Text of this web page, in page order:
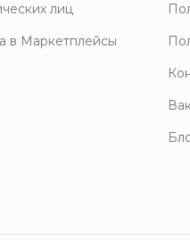
лиц
в Маркетплейсы